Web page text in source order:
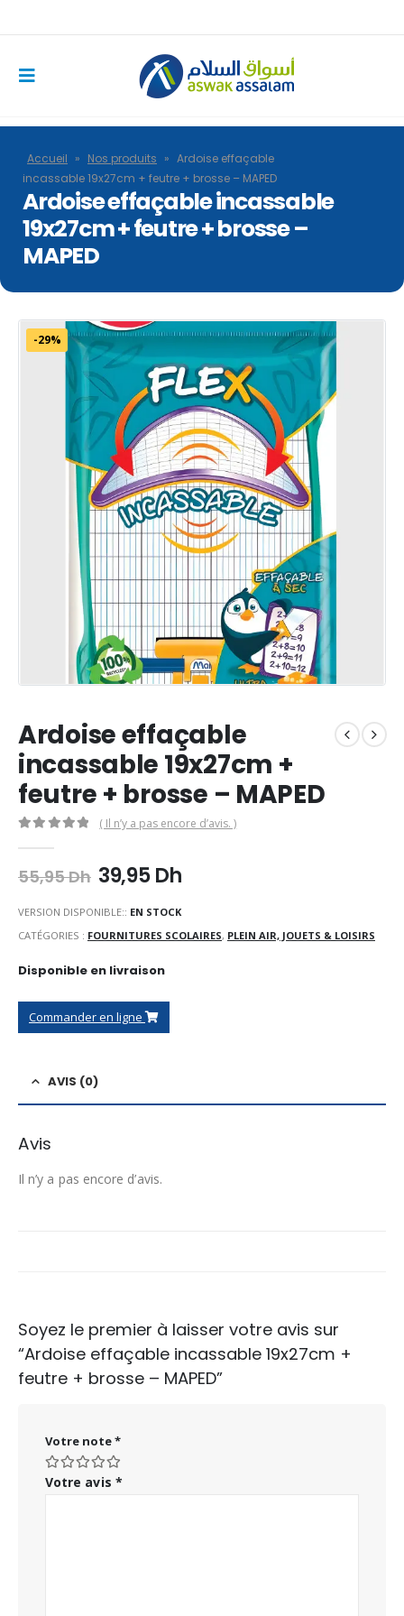
Accueil » Nos produits » Ardoise effaçable
incassable 19x27cm + feutre + brosse – MAPED
Ardoise effaçable incassable
19x27cm + feutre + brosse –
MAPED
-29%
Ardoise effaçable
incassable 19x27cm +
feutre + brosse – MAPED
( Il n’y a pas encore d’avis. )
55,95Dh Le
prix
initial
était :
39,95DhLe
actuel
est :
VERSION DISPONIBLE:: EN STOCK
CATÉGORIES : FOURNITURES SCOLAIRES, PLEIN AIR, JOUETS & LOISIRS
Disponible en livraison
Commander en ligne
AVIS (0)
Avis
Il n’y a pas encore d’avis.
Soyez le premier à laisser votre avis sur
“Ardoise effaçable incassable 19x27cm +
feutre + brosse – MAPED”
Votre note*
Votre avis *